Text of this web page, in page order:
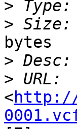
>
>
bytes
>
>
<http://